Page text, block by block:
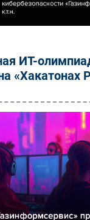
ИТ-
«Хакатонах